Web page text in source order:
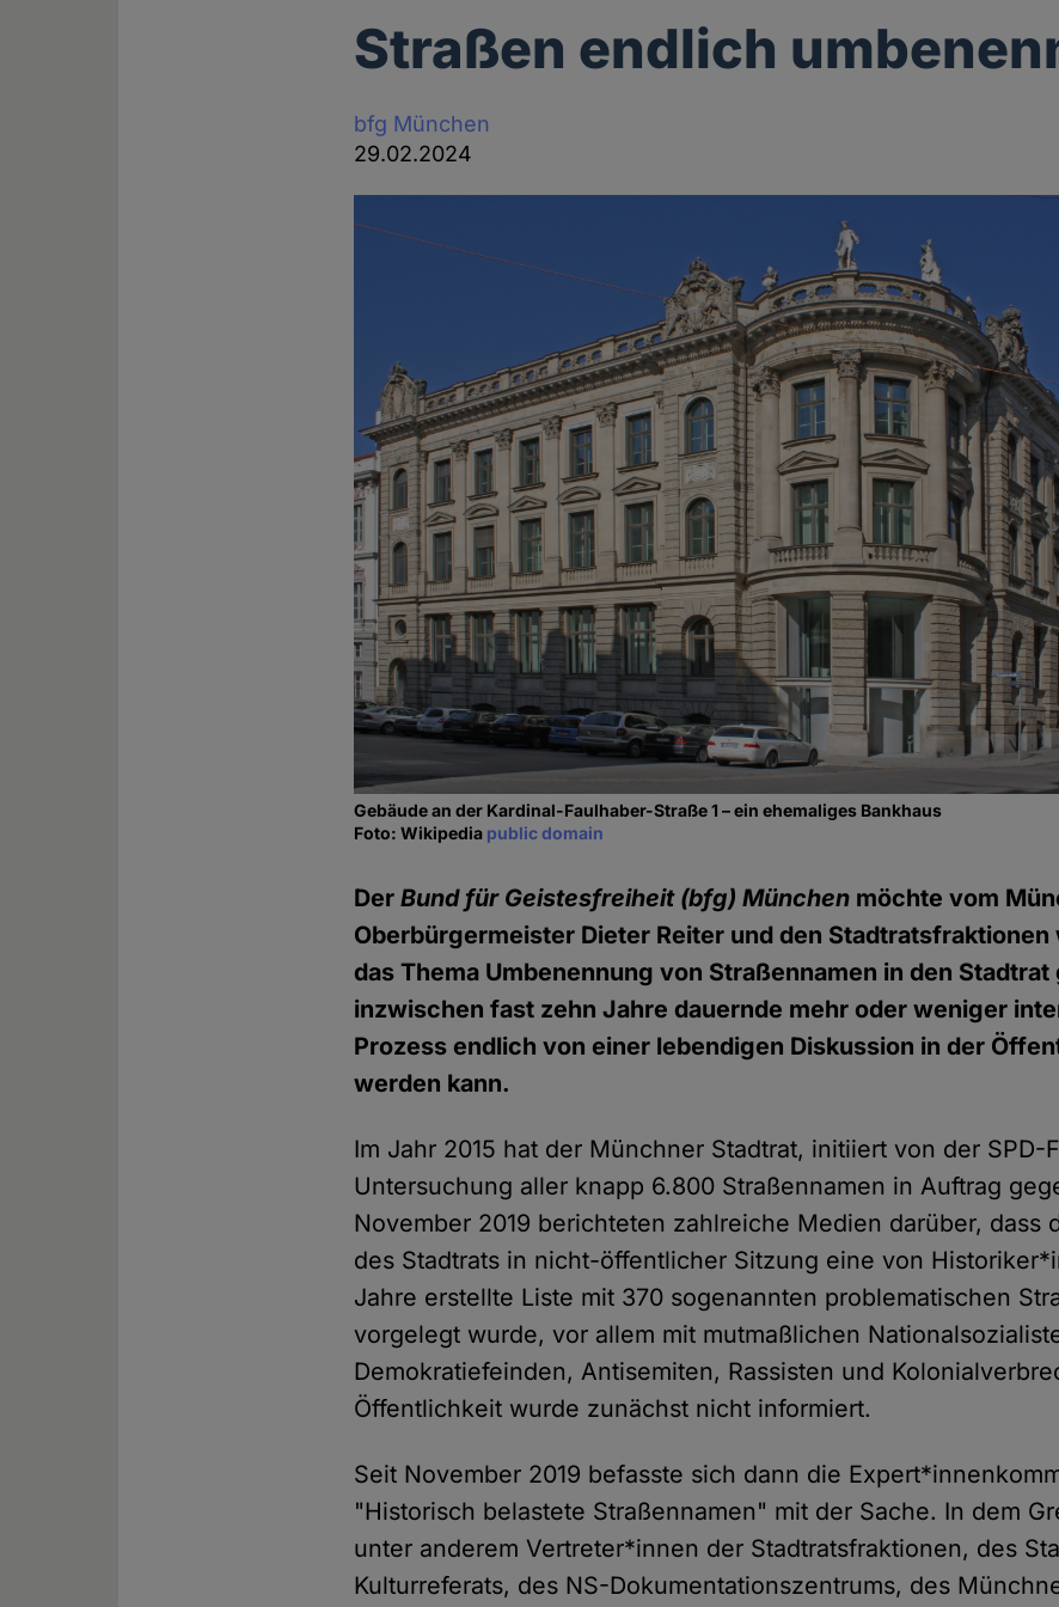
Straßen endlich
bfg München
29.02.2024
Gebäude an der Kardinal-Faulhaber-Straße 1 – ein ehemaliges Bankhaus
Foto: Wikipedia public domain
DerBund für Geistesfreiheit (bfg) München möchte vom
Oberbürgermeister Dieter Reiter und den Stadtratsfraktionen
das Thema Umbenennung von Straßennamen in den
inzwischen fast zehn Jahre dauernde mehr oder weniger
Prozess endlich von einer lebendigen Diskussion in der
werden kann.
Im Jahr 2015 hat der Münchner Stadtrat, initiiert von der SPD-
Untersuchung aller knapp 6.800 Straßennamen in Auftrag
November 2019 berichteten zahlreiche Medien darüber, dass
des Stadtrats in nicht-öffentlicher Sitzung eine von
Jahre erstellte Liste mit 370 sogenannten problematischen
vorgelegt wurde, vor allem mit mutmaßlichen
Demokratiefeinden, Antisemiten, Rassisten und
Öffentlichkeit wurde zunächst nicht informiert.
Seit November 2019 befasste sich dann die
"Historisch belastete Straßennamen" mit der Sache. In dem
unter anderem Vertreter*innen der Stadtratsfraktionen, des
Kulturreferats, des NS-Dokumentationszentrums, des